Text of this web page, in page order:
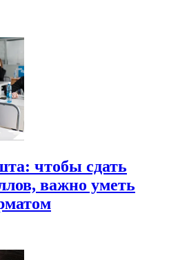
чтобы сдать
важно уметь